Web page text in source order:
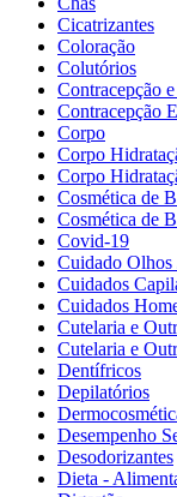
Cicatrizantes
Coloração
Colutórios
Contracepção
Contracepção
Corpo
Corpo
Corpo
Cosmética de
Cosmética de
Covid-19
Cuidado
Cuidados
Cuidados
Cutelaria e
Cutelaria e
Dentífricos
Depilatórios
Desempenho
Desodorizantes
Dieta -